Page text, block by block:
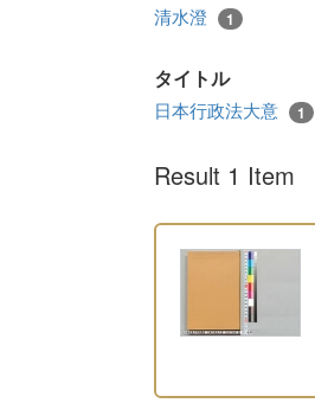
清水澄 1
タイトル
日本行政法大意 1
Result 1 Item